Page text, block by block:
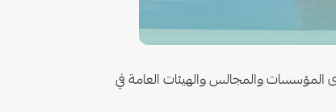
الارتباط الوظيفي لموظفي القطاع الحكومي لعام 2023م، وذلك على مستوى المؤسسات والمجالس والهيئات العامة في